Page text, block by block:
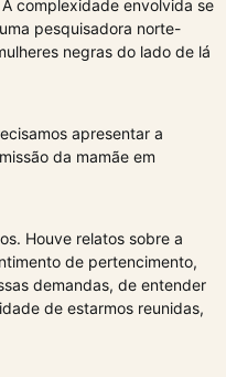
complexidade envolvida se
pesquisadora norte-
negras do lado de lá
apresentar a
da mamãe em
Houve relatos sobre a
de pertencimento,
demandas, de entender
de estarmos reunidas,